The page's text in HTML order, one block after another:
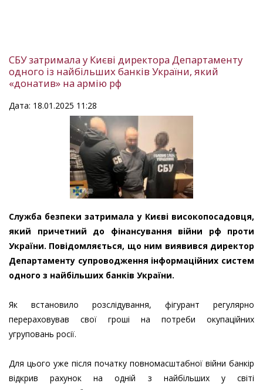
СБУ затримала у Києві директора Департаменту
одного із найбільших банків України, який
«донатив» на армію рф
Дата: 18.01.2025 11:28
Служба безпеки затримала у Києві високопосадовця,
який причетний до фінансування війни рф проти
України. Повідомляється, що ним виявився директор
Департаменту супроводження інформаційних систем
одного з найбільших банків України.
Як встановило розслідування, фігурант регулярно
перераховував свої гроші на потреби окупаційних
угруповань росії.
Для цього уже після початку повномасштабної війни банкір
відкрив рахунок на одній з найбільших у світі